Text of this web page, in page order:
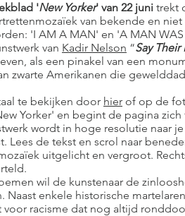
'New Yorker' van 22 juni trekt
van bekende en
'I AM A MAN' en 'A MAN WAS
van Kadir Nelson “Say Their
als een pinakel van een
zwarte Amerikanen die
te bekijken door hier of op de
Yorker' en begint de pagina
wordt in hoge resolutie naar
Lees de tekst en scrol naar
uitgelicht en vergroot.
wil de kunstenaar de
Naast enkele historische
voor racisme dat nog altijd